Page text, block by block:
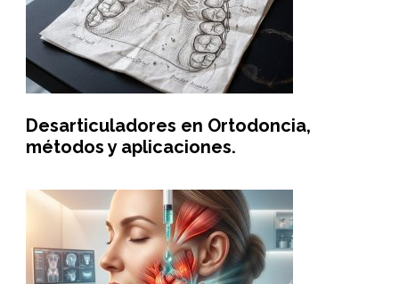
Desarticuladores en Ortodoncia,
métodos y aplicaciones.